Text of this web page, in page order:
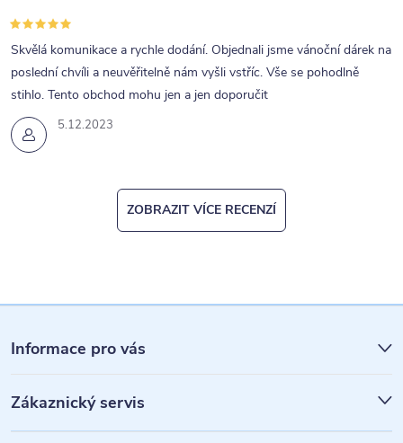
5.12.2023
Skvělá komunikace a rychle dodání. Objednali jsme vánoční dárek na
poslední chvíli a neuvěřitelně nám vyšli vstříc. Vše se pohodlně
stihlo. Tento obchod mohu jen a jen doporučit
ZOBRAZIT VÍCE RECENZÍ
á
p
a
Informace pro vás
Zákaznický servis